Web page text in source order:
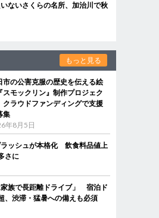
ないさくらの名所、加治川で秋
もっと見る
市の公害克服の歴史を伝える絵
スモックリン』制作プロジェク
ラウドファンディングで支援
集
年8月5日
ラッシュが本格化 飲食料品値上
さに
族で長距離ドライブ」 宿泊ド
、渋滞・猛暑への備えも必須